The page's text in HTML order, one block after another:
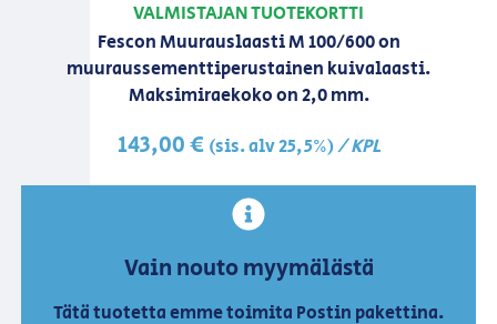
VALMISTAJAN TUOTEKORTTI
Fescon Muurauslaasti M 100/600 on
muuraussementtiperustainen kuivalaasti.
Maksimiraekoko on 2,0 mm.
143,00€ (sis. alv 25,5%)/ KPL
Vain nouto myymälästä
Tätä tuotetta emme toimita Postin pakettina.